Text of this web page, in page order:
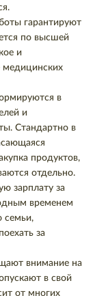
гарантируют
по высшей
и
медицинских
в
и
Стандартно в
продуктов,
отдельно.
зарплату за
временем
семьи,
за
внимание на
в свой
от многих